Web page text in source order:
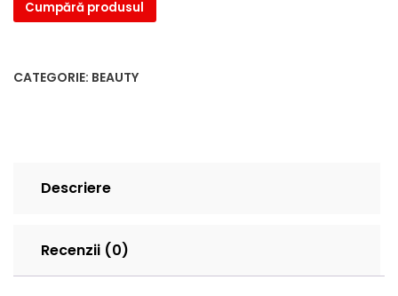
Cumpără produsul
CATEGORIE: BEAUTY
Descriere
Recenzii (0)